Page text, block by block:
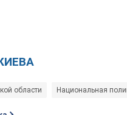
области Национальная